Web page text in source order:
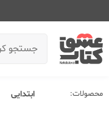
محصولات: ابتدایی